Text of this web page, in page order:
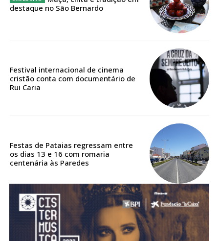
ASSINATURA
DIGITAL ANUAL
12 meses
Ofertas para assinatura anual
destaque no São Bernardo
Festival internacional de cinema
cristão conta com documentário de
Rui Caria
Festas de Pataias regressam entre
os dias 13 e 16 com romaria
centenária às Paredes